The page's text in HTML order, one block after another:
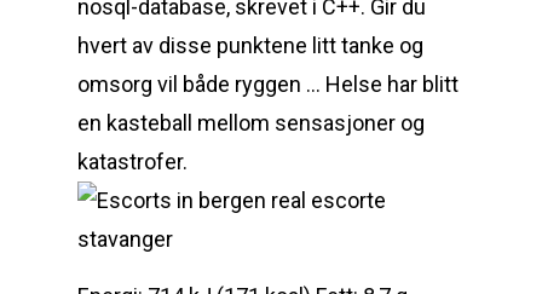
nosql-database, skrevet i C++. Gir du
hvert av disse punktene litt tanke og
omsorg vil både ryggen … Helse har blitt
en kasteball mellom sensasjoner og
katastrofer.